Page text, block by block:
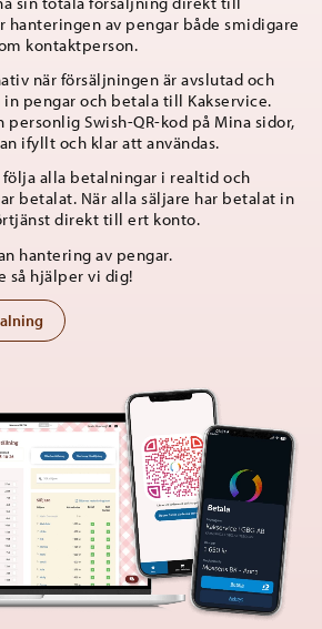
ni vill beställa:
kataloger per säljare
beställning
får ni inom 1-2 dagar
hanteringen av pengar både smidigare
kontaktperson.
när försäljningen är avslutad och
in pengar och betala till Kakservice.
personlig Swish-QR-kod på Mina sidor,
ifyllt och klar att användas.
följa alla betalningar i realtid och
betalat. När alla säljare har betalat in
direkt till ert konto.
hantering av pengar.
så hjälper vi dig!